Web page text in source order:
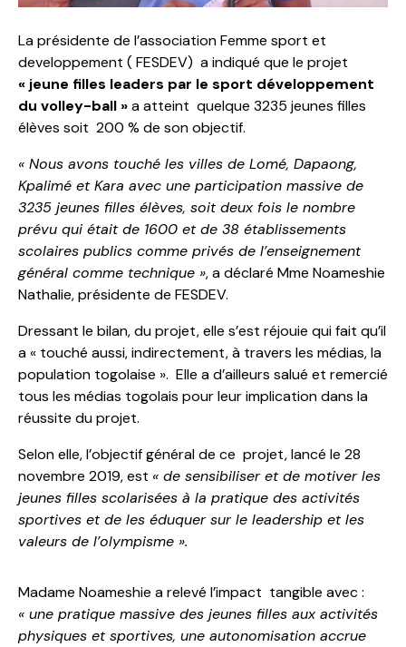
La présidente de l’association Femme sport et
developpement ( FESDEV) a indiqué que le projet
« jeune filles leaders par le sport développement
du volley-ball »a atteint quelque 3235 jeunes filles
élèves soit 200 % de son objectif.
« Nous avons touché les villes de Lomé, Dapaong,
Kpalimé et Kara avec une participation massive de
3235 jeunes filles élèves, soit deux fois le nombre
prévu qui était de 1600 et de 38 établissements
scolaires publics comme privés de l’enseignement
général comme technique », a déclaré Mme Noameshie
Nathalie, présidente de FESDEV.
Dressant le bilan, du projet, elle s’est réjouie qui fait qu’il
a « touché aussi, indirectement, à travers les médias, la
population togolaise ». Elle a d’ailleurs salué et remercié
tous les médias togolais pour leur implication dans la
réussite du projet.
Selon elle, l’objectif général de ce projet, lancé le 28
novembre 2019, est « de sensibiliser et de motiver les
jeunes filles scolarisées à la pratique des activités
sportives et de les éduquer sur le leadership et les
valeurs de l’olympisme ».
Madame Noameshie a relevé l’impact tangible avec :
« une pratique massive des jeunes filles aux activités
physiques et sportives, une autonomisation accrue